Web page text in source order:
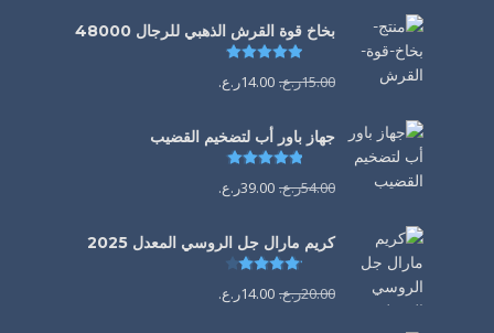
بخاخ قوة القرش الذهبي للرجال 48000
تم التقييم
15.00ر.ع. 14.00ر.ع.
جهاز باور أب لتضخيم القضيب
تم التقييم
54.00ر.ع. 39.00ر.ع.
كريم مارال جل الروسي المعدل 2025
تم التقييم
20.00ر.ع. 14.00ر.ع.